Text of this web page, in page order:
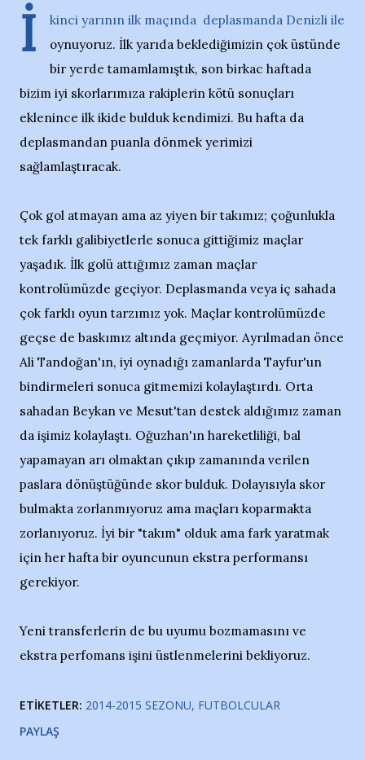
İ
kinci yarının ilk maçında deplasmanda Denizli ile
oynuyoruz. İlk yarıda beklediğimizin çok üstünde
bir yerde tamamlamıştık, son birkac haftada
bizim iyi skorlarımıza rakiplerin kötü sonuçları
eklenince ilk ikide bulduk kendimizi. Bu hafta da
deplasmandan puanla dönmek yerimizi
sağlamlaştıracak.
Çok gol atmayan ama az yiyen bir takımız; çoğunlukla
tek farklı galibiyetlerle sonuca gittiğimiz maçlar
yaşadık. İlk golü attığımız zaman maçlar
kontrolümüzde geçiyor. Deplasmanda veya iç sahada
çok farklı oyun tarzımız yok. Maçlar kontrolümüzde
geçse de baskımız altında geçmiyor. Ayrılmadan önce
Ali Tandoğan'ın, iyi oynadığı zamanlarda Tayfur'un
bindirmeleri sonuca gitmemizi kolaylaştırdı. Orta
sahadan Beykan ve Mesut'tan destek aldığımız zaman
da işimiz kolaylaştı. Oğuzhan'ın hareketliliği, bal
yapamayan arı olmaktan çıkıp zamanında verilen
paslara dönüştüğünde skor bulduk. Dolayısıyla skor
bulmakta zorlanmıyoruz ama maçları koparmakta
zorlanıyoruz. İyi bir "takım" olduk ama fark yaratmak
için her hafta bir oyuncunun ekstra performansı
gerekiyor.
Yeni transferlerin de bu uyumu bozmamasını ve
ekstra perfomans işini üstlenmelerini bekliyoruz.
ETIKETLER: 2014-2015 SEZONU FUTBOLCULAR
PAYLAŞ